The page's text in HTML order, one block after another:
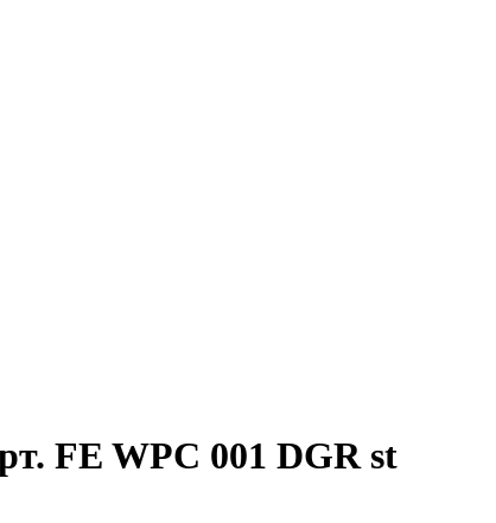
FE WPC 001 DGR st